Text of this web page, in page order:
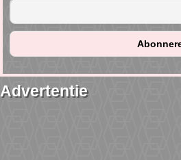
Advertentie